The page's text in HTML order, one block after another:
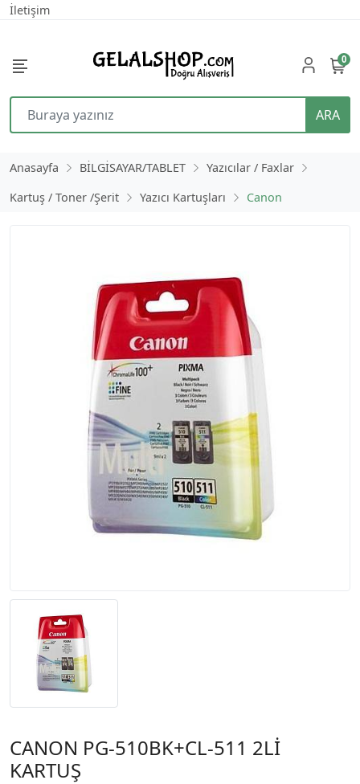
İletişim
ARA
0
Anasayfa BİLGİSAYAR/TABLET
Yazıcılar / Faxlar
Kartuş / Toner /Şerit
Yazıcı Kartuşları Canon
CANON PG-510BK+CL-511 2Lİ
KARTUŞ